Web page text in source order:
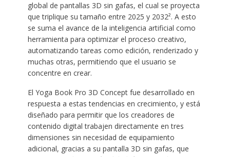
global de pantallas 3D sin gafas, el cual se proyecta
que triplique su tamaño entre 2025 y 2032². A esto
se suma el avance de la inteligencia artificial como
herramienta para optimizar el proceso creativo,
automatizando tareas como edición, renderizado y
muchas otras, permitiendo que el usuario se
concentre en crear.
El Yoga Book Pro 3D Concept fue desarrollado en
respuesta a estas tendencias en crecimiento, y está
diseñado para permitir que los creadores de
contenido digital trabajen directamente en tres
dimensiones sin necesidad de equipamiento
adicional, gracias a su pantalla 3D sin gafas, que